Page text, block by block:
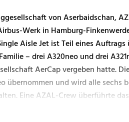
von Aserbaidschan,
Werk in Hamburg-
Aisle Jet ist Teil eines
– drei A320neo und drei
AerCap vergeben hatte.
übernommen und wird alle sechs
Eine AZAL-Crew überführte